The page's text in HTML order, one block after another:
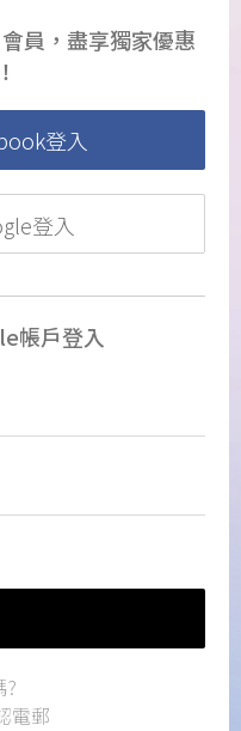
員，盡享獨家優惠
登入
登入
帳戶登入
?
電郵